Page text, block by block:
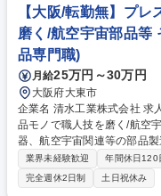
味がある方、施工管理のキ
は社内での資格取得の支援
きる環境です。 募集職種 【福岡/内装インテリアの施工・管理】未経験可/
金融店舗の造作家具作り/年休
【大阪/転勤無】プ
磨く/航空宇宙部品等
品専門職)
月給25万円～30万円
大阪府大東市
企業名 清水工業株式会社 求人名 【大阪/転勤無】プレス加工（曲げ）◆一
品モノで職人技を磨く/航空宇宙部品等 仕事の内容 環
器、航空宇宙関連等の部品
す。当社は曲げ加工の金型
みならず一品モノにも対応し、職人技が
ブレーキを用いた薄板の曲
業界未経験歓迎 年間休日120
完全週休2日制
土日祝休み